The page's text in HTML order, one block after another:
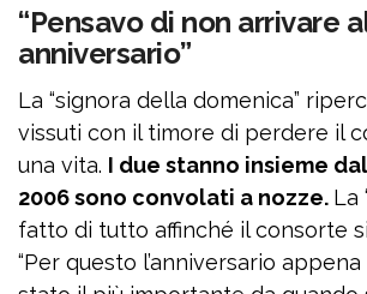
“Pensavo di non arrivare
anniversario”
La “signora della domenica”
vissuti con il timore di perdere il
una vita. I due stanno insieme
2006 sono convolati a nozze. La
fatto di tutto affinché il consorte
“Per questo l’anniversario